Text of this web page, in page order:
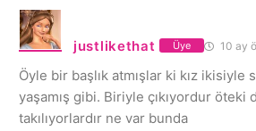
justlikethat Üye 10 ay
Öyle bir başlık atmışlar ki kız ikisiyle
yaşamış gibi. Biriyle çıkıyordur öteki
takılıyorlardır ne var bunda